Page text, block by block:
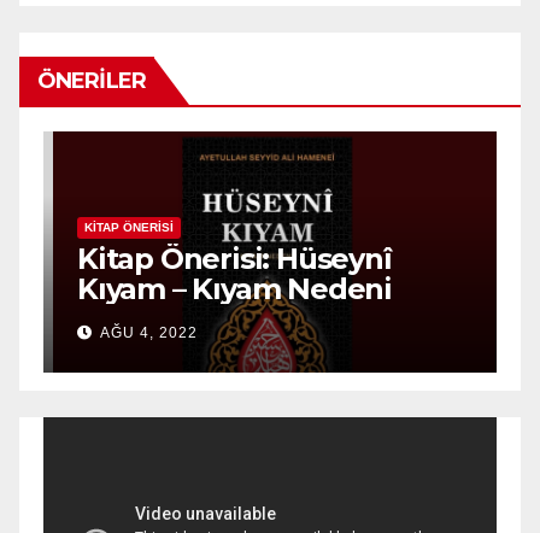
ÖNERILER
KITAP ÖNERISI
Kitap Önerisi: Hüseynî
Kıyam – Kıyam Nedeni
AĞU 4, 2022